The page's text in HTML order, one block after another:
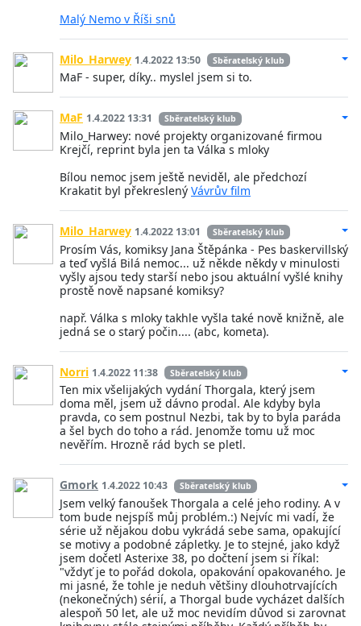
Malý Nemo v Říši snů
Milo_Harwey 1.4.2022 13:50 Sběratelský klub
MaF - super, díky.. myslel jsem si to.
MaF 1.4.2022 13:31 Sběratelský klub
Milo_Harwey: nové projekty organizované firmou
Krejčí, reprint byla jen ta Válka s mloky
Bílou nemoc jsem ještě neviděl, ale předchozí
Krakatit byl překreslený Vávrův film
Milo_Harwey 1.4.2022 13:01 Sběratelský klub
Prosím Vás, komiksy Jana Štěpánka - Pes baskervillský
a teď vyšlá Bilá nemoc... už někde někdy v minulosti
vyšly ajsou tedy starší nebo jsou aktuální vyšlé knihy
prostě nově napsané komiksy?
např. Válka s mloky takhle vyšla také nově knižně, ale
jedná se o starý počin.... (abc, kometa).
Norri 1.4.2022 11:38 Sběratelský klub
Ten mix všelijakých vydání Thorgala, který jsem
doma měl, jsem už dávno prodal. Ale kdyby byla
pravda, co sem postnul Nezbi, tak by to byla paráda
a šel bych do toho a rád. Jenomže tomu už moc
nevěřím. Hrozně rád bych se pletl.
Gmork 1.4.2022 10:43 Sběratelský klub
Jsem velký fanoušek Thorgala a celé jeho rodiny. A v
tom bude nejspíš můj problém.:) Nejvíc mi vadí, že
série už nějakou dobu vykrádá sebe sama, opakující
se motivy a podobné zápletky. Je to stejné, jako když
jsem dočetl Asterixe 38, po dočtení jsem si říkal:
"vždyť je to pořád dokola, opakování opakovaného. Je
mi jasné, že tohle je neduh většiny dlouhotrvajících
(nekonečných) sérií, a Thorgal bude vycházet dalších
alespoň 50 let, ale už moc nevidím důvod si zarovnat